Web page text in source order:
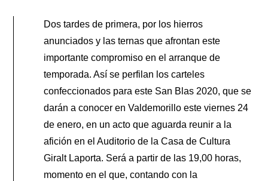
Dos tardes de primera, por los hierros
anunciados y las ternas que afrontan este
importante compromiso en el arranque de
temporada. Así se perfilan los carteles
confeccionados para este San Blas 2020, que se
darán a conocer en Valdemorillo este viernes 24
de enero, en un acto que aguarda reunir a la
afición en el Auditorio de la Casa de Cultura
Giralt Laporta. Será a partir de las 19,00 horas,
momento en el que, contando con la